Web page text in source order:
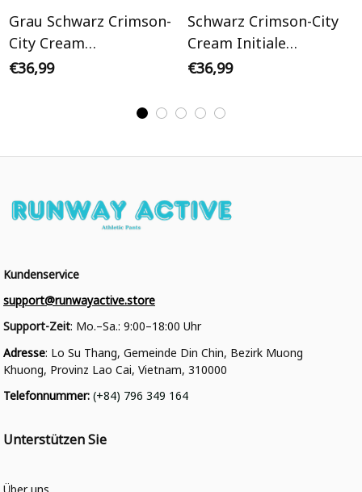
Grau Schwarz Crimson-
City Cream
Personalisiertes Varsity
€36,99
Schwarz Crimson-City
Cream Initiale
Personalisiertes Varsity
€36,99
Kundenservice
support@runwayactive.store
Support-Zeit: Mo.–Sa.: 9:00–18:00 Uhr
Adresse: Lo Su Thang, Gemeinde Din Chin, Bezirk Muong
Khuong, Provinz Lao Cai, Vietnam, 310000
Telefonnummer: (+84) 796 349 164
Unterstützen Sie